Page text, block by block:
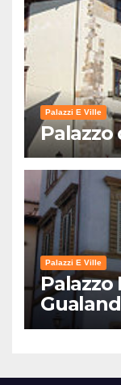
Palazzi E Ville
Palazzi E Ville
Palazzo
Mostre